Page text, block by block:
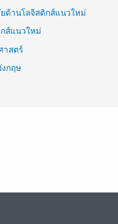
ด้านโลจิสติกส์แนวใหม่
ส์แนวใหม่
าสตร์
กฤษ